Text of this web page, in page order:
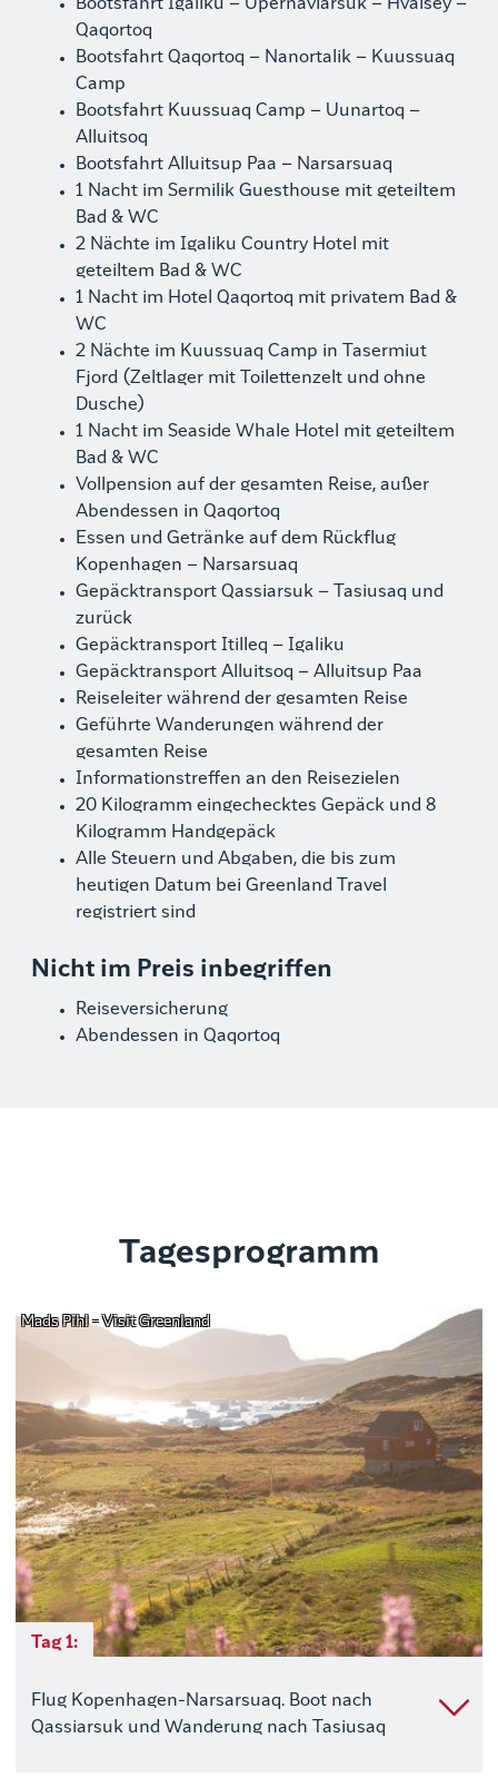
Bootsfahrt Igaliku – Upernaviarsuk – Hvalsey –
Qaqortoq
Bootsfahrt Qaqortoq – Nanortalik – Kuussuaq
Camp
Bootsfahrt Kuussuaq Camp – Uunartoq –
Alluitsoq
Bootsfahrt Alluitsup Paa – Narsarsuaq
1 Nacht im Sermilik Guesthouse mit geteiltem
Bad & WC
2 Nächte im Igaliku Country Hotel mit
geteiltem Bad & WC
1 Nacht im Hotel Qaqortoq mit privatem Bad &
WC
2 Nächte im Kuussuaq Camp in Tasermiut
Fjord (Zeltlager mit Toilettenzelt und ohne
Dusche)
1 Nacht im Seaside Whale Hotel mit geteiltem
Bad & WC
Vollpension auf der gesamten Reise, außer
Abendessen in Qaqortoq
Essen und Getränke auf dem Rückflug
Kopenhagen – Narsarsuaq
Gepäcktransport Qassiarsuk – Tasiusaq und
zurück
Gepäcktransport Itilleq – Igaliku
Gepäcktransport Alluitsoq – Alluitsup Paa
Reiseleiter während der gesamten Reise
Geführte Wanderungen während der
gesamten Reise
Informationstreffen an den Reisezielen
20 Kilogramm eingechecktes Gepäck und 8
Kilogramm Handgepäck
Alle Steuern und Abgaben, die bis zum
heutigen Datum bei Greenland Travel
registriert sind
Nicht im Preis inbegriffen
Reiseversicherung
Abendessen in Qaqortoq
Tagesprogramm
Mads Pihl - Visit Greenland
Tag 1:
Flug Kopenhagen-Narsarsuaq. Boot nach
Qassiarsuk und Wanderung nach Tasiusaq